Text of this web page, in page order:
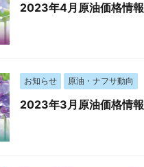
2023年4月原油価格情報
お知らせ 原油・ナフサ動向
2023年3月原油価格情報